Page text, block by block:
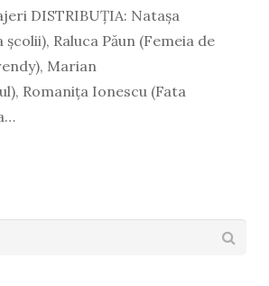
DISTRIBUȚIA: Natașa
școlii), Raluca Păun (Femeia de
Marian
Romaniţa Ionescu (Fata